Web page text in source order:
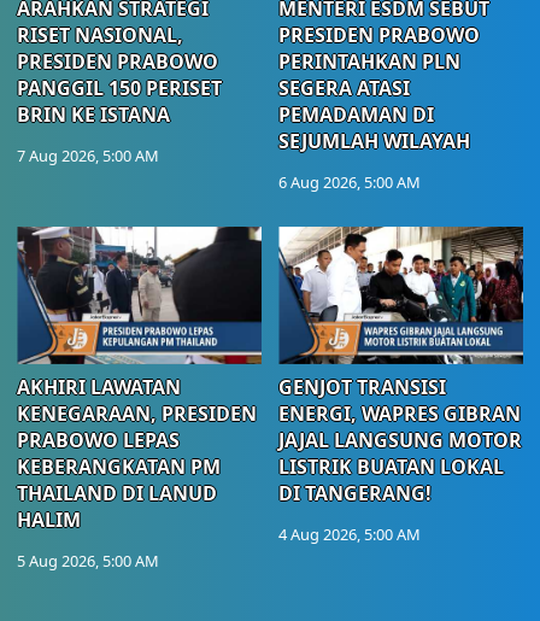
ARAHKAN STRATEGI
RISET NASIONAL,
PRESIDEN PRABOWO
PANGGIL 150 PERISET
BRIN KE ISTANA
7 Aug 2026, 5:00 AM
MENTERI ESDM SEBUT
PRESIDEN PRABOWO
PERINTAHKAN PLN
SEGERA ATASI
PEMADAMAN DI
SEJUMLAH WILAYAH
6 Aug 2026, 5:00 AM
AKHIRI LAWATAN
KENEGARAAN, PRESIDEN
PRABOWO LEPAS
KEBERANGKATAN PM
THAILAND DI LANUD
HALIM
5 Aug 2026, 5:00 AM
GENJOT TRANSISI
ENERGI, WAPRES GIBRAN
JAJAL LANGSUNG MOTOR
LISTRIK BUATAN LOKAL
DI TANGERANG!
4 Aug 2026, 5:00 AM